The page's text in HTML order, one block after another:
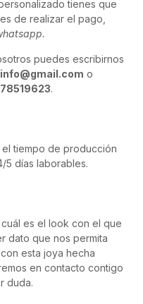
tienes que
de realizar el pago,
puedes escribirnos
o
.
tiempo de producción
5 días laborables.
es el look con el que
dato que nos permita
esta joya hecha
en contacto contigo
duda.